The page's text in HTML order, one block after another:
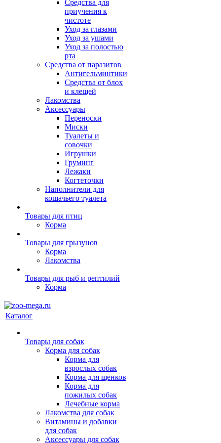
Средства для
приучения к
чистоте
Уход за глазами
Уход за ушами
Уход за полостью
рта
Средства от паразитов
Антигельминтики
Средства от блох
и клещей
Лакомства
Аксессуары
Переноски
Миски
Туалеты и
совочки
Игрушки
Груминг
Лежаки
Когтеточки
Наполнители для
кошачьего туалета
Товары для птиц
Корма
Товары для грызунов
Корма
Лакомства
Товары для рыб и рептилий
Корма
Каталог
Товары для собак
Корма для собак
Корма для
взрослых собак
Корма для щенков
Корма для
пожилых собак
Лечебные корма
Лакомства для собак
Витамины и добавки
для собак
Аксессуары для собак